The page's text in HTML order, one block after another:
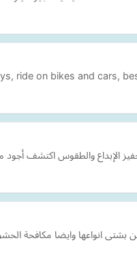
ride on bikes and cars,
انواعها وايضا مكافحة